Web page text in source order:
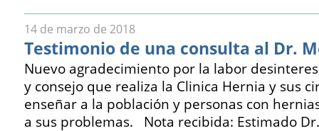
14 de marzo de 2018
Testimonio de una consulta al Dr.
Nuevo agradecimiento por la labor
y consejo que realiza la Clinica Hernia y sus
enseñar a la población y personas con
a sus problemas. Nota recibida: Estimado